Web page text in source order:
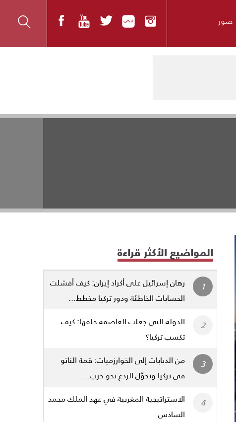
صور
المواضيع الأكثر قراءة
رهان إسرائيل على أكراد إيران: كيف أفشلت
الحسابات الخاطئة ودور تركيا مخطط...
الدولة التي جعلت العاصفة خلفها: كيف
تكسب تركيا؟
من الدبابات إلى الخوارزميات: قمة الناتو
في تركيا وتحوّل الردع نحو حرب...
الاستراتيجية المغربية في عهد الملك محمد
السادس